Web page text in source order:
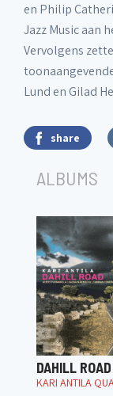
en Philip
Jazz Music aan
Vervolgens
Lund en Gilad
share
ALBUMS
DAHILL ROAD
KARI ANTILA